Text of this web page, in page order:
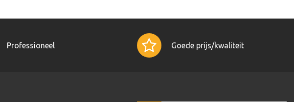
Professioneel Goede prijs/kwaliteit